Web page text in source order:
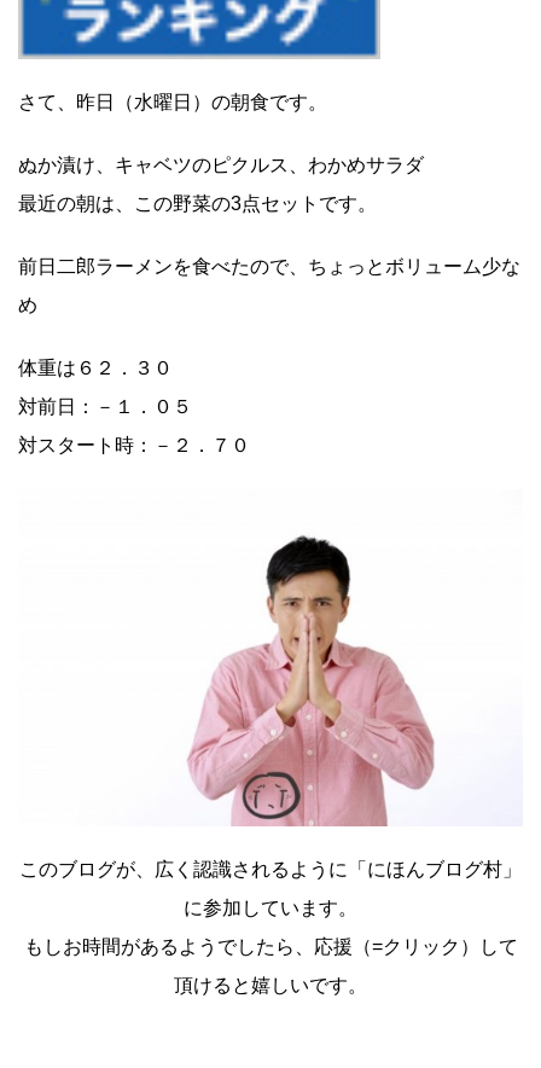
さて、昨日（水曜日）の朝食です。
ぬか漬け、キャベツのピクルス、わかめサラダ
最近の朝は、この野菜の3点セットです。
前日二郎ラーメンを食べたので、ちょっとボリューム少な
め
体重は６２．３０
対前日：－１．０５
対スタート時：－２．７０
このブログが、広く認識されるように「にほんブログ村」
に参加しています。
もしお時間があるようでしたら、応援（=クリック）して
頂けると嬉しいです。